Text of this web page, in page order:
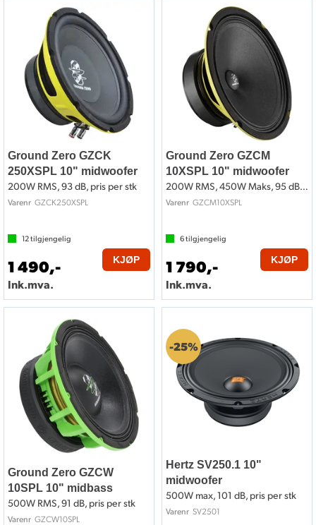
Ground Zero GZCK
250XSPL 10" midwoofer
200W RMS, 93 dB, pris per stk
Varenr GZCK250XSPL
12tilgjengelig
1 490,-
Ink.mva.
KJØP
Ground Zero GZCM
10XSPL 10" midwoofer
200W RMS, 450W Maks, 95 dB, pris per par
Varenr GZCM10XSPL
6tilgjengelig
1 790,-
Ink.mva.
KJØP
Ground Zero GZCW
10SPL 10" midbass
500W RMS, 91 dB, pris per stk
Varenr GZCW10SPL
25%
Hertz SV250.1 10"
midwoofer
500W max, 101 dB, pris per stk
Varenr SV2501